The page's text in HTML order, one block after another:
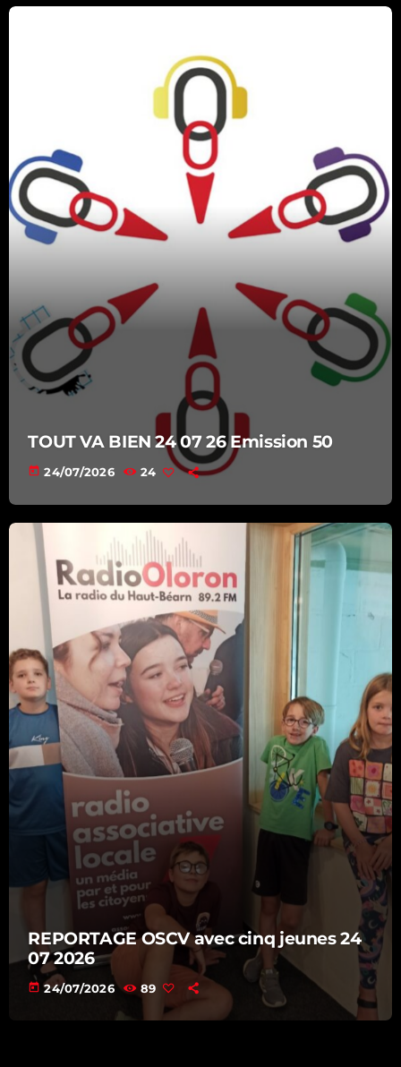
TOUT VA BIEN 24 07 26 Emission 50
today 24/07/2026 24
REPORTAGE OSCV avec cinq jeunes 24
07 2026
today 24/07/2026 89